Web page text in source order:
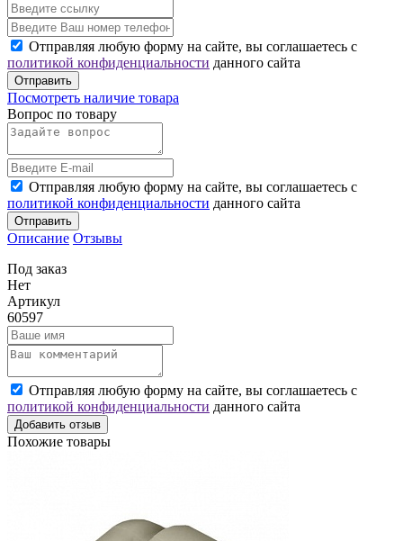
Отправляя любую форму на сайте, вы соглашаетесь с
политикой конфиденциальности данного сайта
Отправить
Посмотреть наличие товара
Вопрос по товару
Отправляя любую форму на сайте, вы соглашаетесь с
политикой конфиденциальности данного сайта
Отправить
Описание Отзывы
Под заказ
Нет
Артикул
60597
Отправляя любую форму на сайте, вы соглашаетесь с
политикой конфиденциальности данного сайта
Добавить отзыв
Похожие товары